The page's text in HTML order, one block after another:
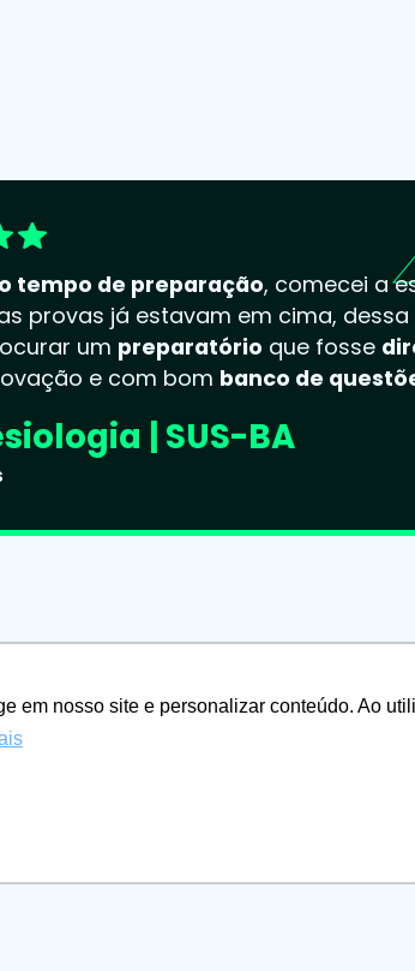
em nosso site e personalizar conteúdo. Ao
tempo de preparação, comecei a
provas já estavam em cima,
um preparatório que fosse
e com bom banco de
| SUS-BA